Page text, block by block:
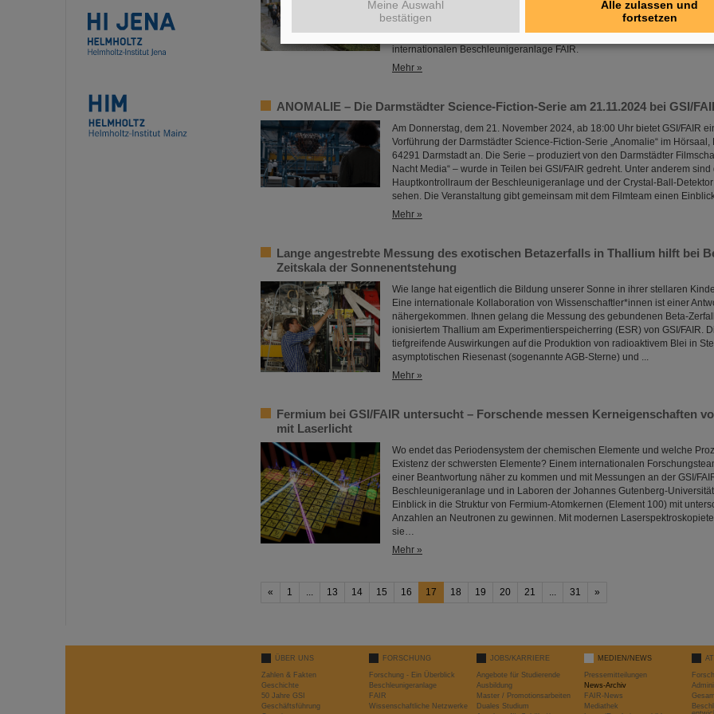
GSI/FAIR-Campus. In Rundgängen durch die Forschungsanlagen
spannende Einblicke in die aktuelle physikalische Forschung, erkundeten
GSI-Teilchenbeschleuniger und -Experimente und informierten sich über
internationalen Beschleunigeranlage FAIR.
Mehr »
ANOMALIE – Die Darmstädter Science-Fiction-Serie am 21.11.2024 bei GSI/
Am Donnerstag, dem 21. November 2024, ab 18:00 Uhr bietet GSI/FAIR
Vorführung der Darmstädter Science-Fiction-Serie „Anomalie“ im Hörsaal,
64291 Darmstadt an. Die Serie – produziert von den Darmstädter
Nacht Media“ – wurde in Teilen bei GSI/FAIR gedreht. Unter anderem sind
Hauptkontrollraum der Beschleunigeranlage und der Crystal-Ball-
sehen. Die Veranstaltung gibt gemeinsam mit dem Filmteam einen
Mehr »
Lange angestrebte Messung des exotischen Betazerfalls in Thallium hilft bei
Zeitskala der Sonnenentstehung
Wie lange hat eigentlich die Bildung unserer Sonne in ihrer stellaren
Eine internationale Kollaboration von Wissenschaftler*innen ist einer
nähergekommen. Ihnen gelang die Messung des gebundenen Beta-
ionisiertem Thallium am Experimentierspeicherring (ESR) von GSI/FAIR.
tiefgreifende Auswirkungen auf die Produktion von radioaktivem Blei in
asymptotischen Riesenast (sogenannte AGB-Sterne) und ...
Mehr »
Fermium bei GSI/FAIR untersucht – Forschende messen Kerneigenschaften
mit Laserlicht
Wo endet das Periodensystem der chemischen Elemente und welche
Existenz der schwersten Elemente? Einem internationalen
einer Beantwortung näher zu kommen und mit Messungen an der GSI/
Beschleunigeranlage und in Laboren der Johannes Gutenberg-
Einblick in die Struktur von Fermium-Atomkernen (Element 100) mit
Anzahlen an Neutronen zu gewinnen. Mit modernen
sie…
Mehr »
« 1 ... 13 14 15 16 17 18 19 20 21 ... 31 »
ÜBER UNS
Zahlen & Fakten
Geschichte
50 Jahre GSI
Geschäftsführung
FORSCHUNG
Forschung - Ein Überblick
Beschleunigeranlage
FAIR
Wissenschaftliche Netzwerke
JOBS/KARRIERE
Angebote für Studierende
Ausbildung
Master / Promotionsarbeiten
Duales Studium
MEDIEN/NEWS
Pressemitteilungen
News-Archiv
FAIR-News
Mediathek
Meine Auswahl
bestätigen
Alle zulassen und
fortsetzen